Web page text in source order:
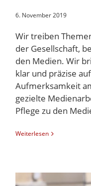
6. November 2019
Wir treiben
der Gesellschaft,
den Medien. Wir
klar und präzise
Aufmerksamkeit
gezielte
Pflege zu den
Weiterlesen